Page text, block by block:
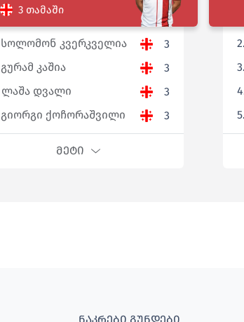
3 თამაში
სოლომონ კვერკველია
3
გურამ კაშია
3
ლაშა დვალი
3
გიორგი ქოჩორაშვილი 3
ᲛᲔᲢᲘ
2.
3.
5.